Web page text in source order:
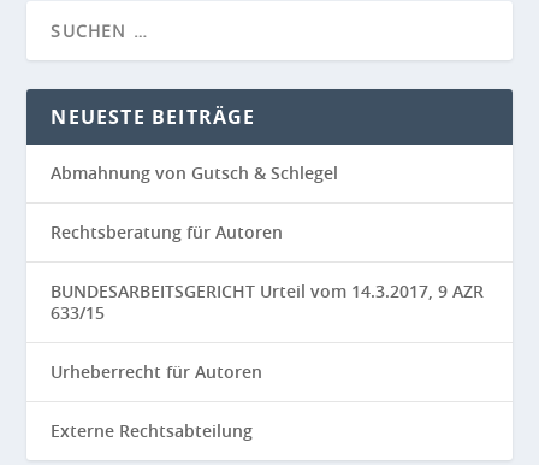
NEUESTE BEITRÄGE
Abmahnung von Gutsch & Schlegel
Rechtsberatung für Autoren
BUNDESARBEITSGERICHT Urteil vom 14.3.2017, 9 AZR
633/15
Urheberrecht für Autoren
Externe Rechtsabteilung